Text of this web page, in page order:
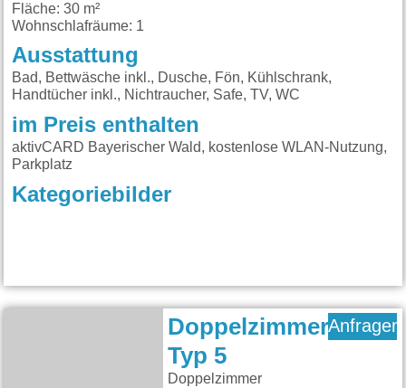
Fläche: 30 m²
Wohnschlafräume: 1
Ausstattung
Bad, Bettwäsche inkl., Dusche, Fön, Kühlschrank,
Handtücher inkl., Nichtraucher, Safe, TV, WC
im Preis enthalten
aktivCARD Bayerischer Wald, kostenlose WLAN-Nutzung,
Parkplatz
Kategoriebilder
Doppelzimmer
Typ 5
Doppelzimmer
Anfragen